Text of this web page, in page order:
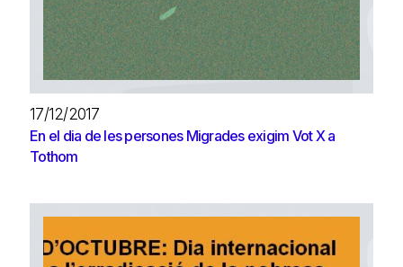
17/12/2017
En el dia de les persones Migrades exigim Vot X a
Tothom